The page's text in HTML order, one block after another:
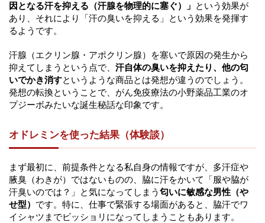
因となる汗を抑える（汗腺を物理的に塞ぐ）」 という効果が
あり、それにより「汗の臭いを抑える」という効果を発揮す
るようです。
汗腺（エクリン腺・アポクリン腺）を塞いで原因の発生から
抑えてしまうという点で、 汗自体の臭いを抑えたり、他の匂
いでかき消すというような商品とは発想が違うのでしょう。
発想の転換ということで、がん免疫療法の小野薬品工業のオ
プジーボみたいな誕生秘話な印象です。
オドレミンを使った結果（体験談）
まず最初に、前提条件となる私自身の情報ですが、多汗症や
腋臭（わきが）ではないものの、脇に汗をかいて「服や脇が
汗臭いのでは？」と気になってしまう 匂いに敏感な男性（や
せ型） です。特に、仕事で緊張する場面があると、脇汗でワ
イシャツまでビッショリになってしまうこともあります。